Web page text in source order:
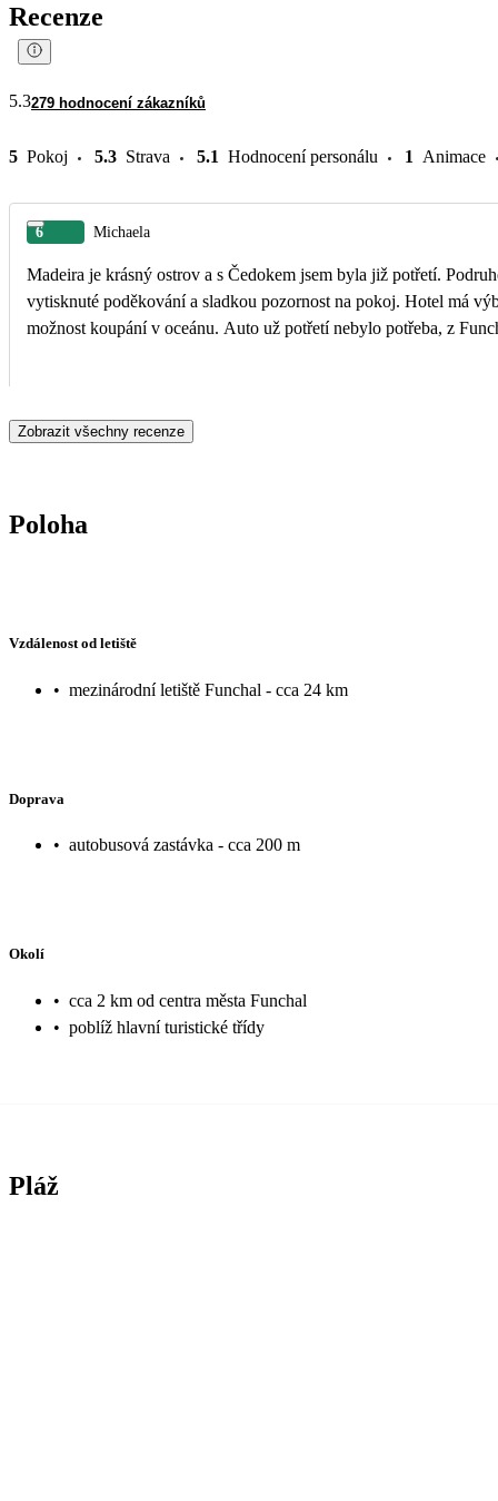
Recenze
5.3279 hodnocení zákazníků
5 Pokoj 5.3 Strava 5.1 Hodnocení personálu 1 Animace
6 Michaela
Madeira je krásný ostrov a s Čedokem jsem byla již potřetí.
vytisknuté poděkování a sladkou pozornost na pokoj. Hotel má
možnost koupání v oceánu. Auto už potřetí nebylo potřeba, z
Zobrazit všechny recenze
Poloha
Vzdálenost od letiště
• mezinárodní letiště Funchal - cca 24 km
Doprava
• autobusová zastávka - cca 200 m
Okolí
• cca 2 km od centra města Funchal
• poblíž hlavní turistické třídy
Pláž